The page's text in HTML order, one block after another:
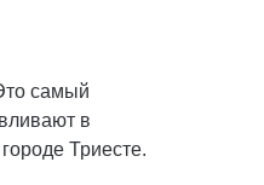
самый
в
Триесте.